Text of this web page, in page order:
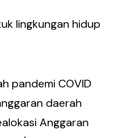
lingkungan hidup
pandemi COVID
daerah
Anggaran